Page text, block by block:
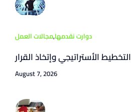
دوارت نقدمها,مجالات العمل
التخطيط الأستراتيجي وإتخاذ القرار
August 7, 2026